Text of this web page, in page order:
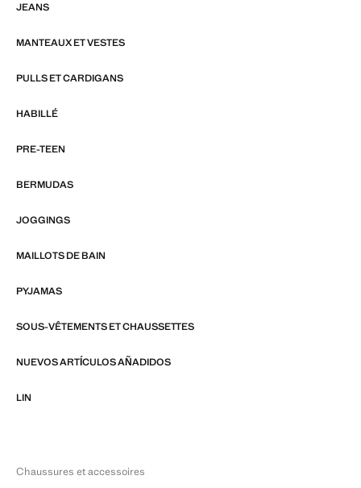
JEANS
MANTEAUX ET VESTES
PULLS ET CARDIGANS
HABILLÉ
PRE-TEEN
BERMUDAS
JOGGINGS
MAILLOTS DE BAIN
PYJAMAS
SOUS-VÊTEMENTS ET CHAUSSETTES
NUEVOS ARTÍCULOS AÑADIDOS
LIN
Chaussures et accessoires